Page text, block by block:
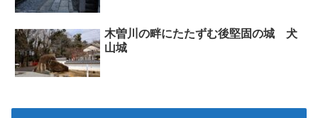
木曽川の畔にたたずむ後堅固の城 犬
山城